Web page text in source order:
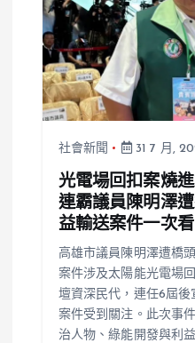
社會新聞 31 7 月,
光電場回扣案燒
連霸議員陳明澤
益輸送案件一次看
高雄市議員陳明澤遭橋
案件涉及太陽能光電場
壇資深民代，連任6屆
案件受到關注。此次事
治人物、綠能開發與利